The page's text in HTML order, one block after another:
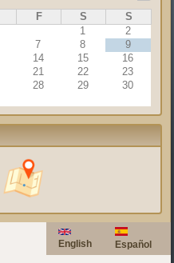
F S
S
1
2
7 8
9
14 15
16
21 22
23
28 29
30
Español
English